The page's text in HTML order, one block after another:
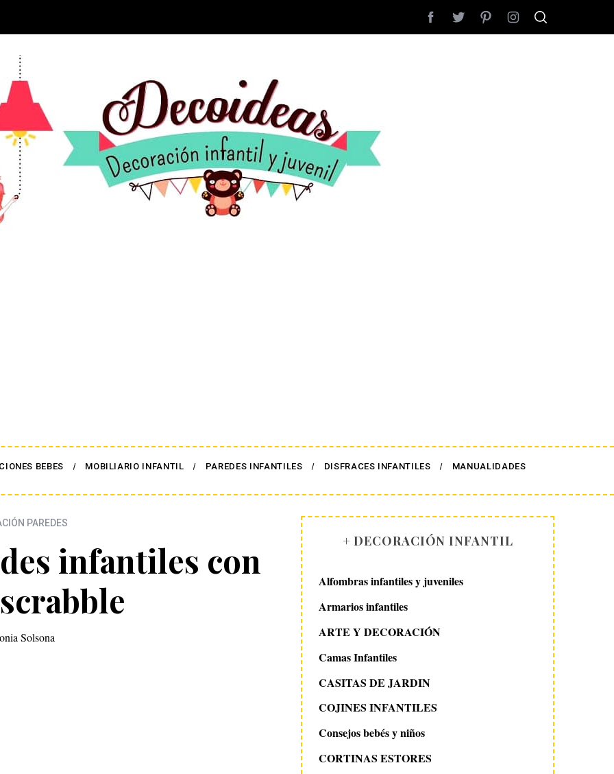
BEBES MOBILIARIO INFANTIL PAREDES INFANTILES DISFRACES INFANTILES MANUALIDADES
PAREDES
infantiles con
Solsona
+ DECORACIÓN INFANTIL
Alfombras infantiles y juveniles
Armarios infantiles
ARTE Y DECORACIÓN
Camas Infantiles
CASITAS DE JARDIN
COJINES INFANTILES
Consejos bebés y niños
CORTINAS ESTORES